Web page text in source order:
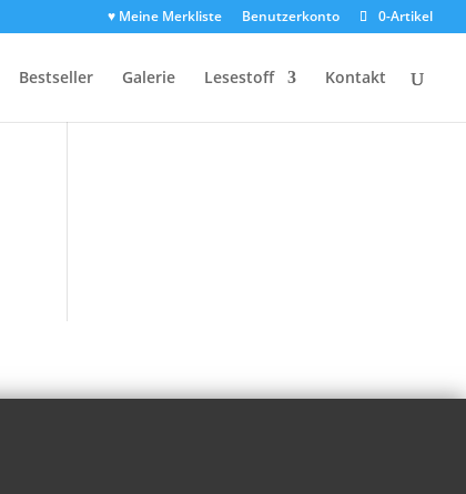
♥ Meine Merkliste Benutzerkonto 0-Artikel
Bestseller Galerie Lesestoff Kontakt